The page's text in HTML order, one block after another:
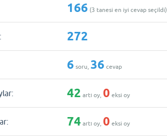
166 (3 tanesi en iyi cevap seçildi)
272
6 soru,36 cevap
42 artı oy,0 eksi oy
74 artı oy,0 eksi oy